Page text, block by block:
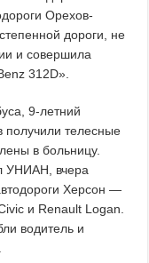
Орехов-
дороги, не
и совершила
312D».
9-летний
получили телесные
в больницу.
УНИАН, вчера
Херсон —
и Renault Logan.
водитель и